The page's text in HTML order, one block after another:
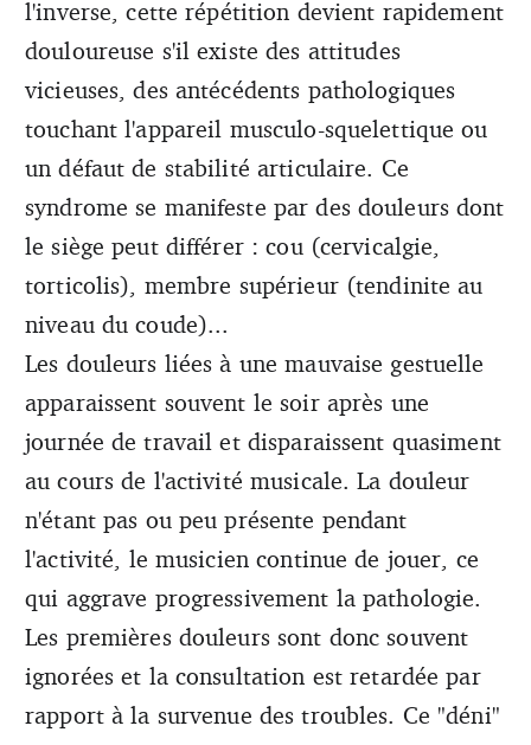
l'inverse, cette répétition devient rapidement
douloureuse s'il existe des attitudes
vicieuses, des antécédents pathologiques
touchant l'appareil musculo-squelettique ou
un défaut de stabilité articulaire. Ce
syndrome se manifeste par des douleurs dont
le siège peut différer : cou (cervicalgie,
torticolis), membre supérieur (tendinite au
niveau du coude)...
Les douleurs liées à une mauvaise gestuelle
apparaissent souvent le soir après une
journée de travail et disparaissent quasiment
au cours de l'activité musicale. La douleur
n'étant pas ou peu présente pendant
l'activité, le musicien continue de jouer, ce
qui aggrave progressivement la pathologie.
Les premières douleurs sont donc souvent
ignorées et la consultation est retardée par
rapport à la survenue des troubles. Ce "déni"